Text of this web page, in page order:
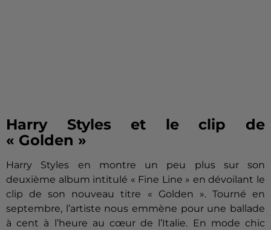
Harry Styles et le clip de
« Golden »
Harry Styles en montre un peu plus sur son
deuxième album intitulé « Fine Line » en dévoilant le
clip de son nouveau titre « Golden ». Tourné en
septembre, l’artiste nous emmène pour une ballade
à cent à l’heure au cœur de l’Italie. En mode chic